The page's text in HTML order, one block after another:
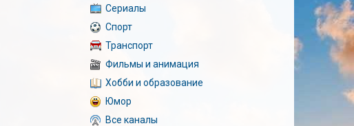
Сериалы
Спорт
Транспорт
Фильмы и анимация
Хобби и образование
Юмор
Все каналы